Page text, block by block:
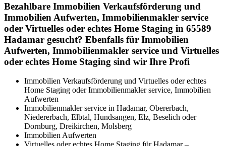
Bezahlbare Immobilien Verkaufsförderung und
Immobilien Aufwerten, Immobilienmakler service
oder Virtuelles oder echtes Home Staging in 65589
Hadamar gesucht? Ebenfalls für Immobilien
Aufwerten, Immobilienmakler service und Virtuelles
oder echtes Home Staging sind wir Ihre Profi
Immobilien Verkaufsförderung und Virtuelles oder echtes
Home Staging oder Immobilienmakler service, Immobilien
Aufwerten
Immobilienmakler service in Hadamar, Obererbach,
Niedererbach, Elbtal, Hundsangen, Elz, Beselich oder
Dornburg, Dreikirchen, Molsberg
Immobilien Aufwerten